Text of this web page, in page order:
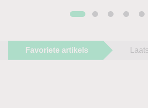
Favoriete artikels